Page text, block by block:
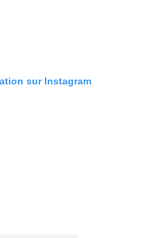
sur Instagram